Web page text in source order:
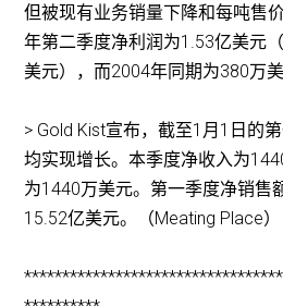
但被现有业务销量下降和每吨售
年第二季度净利润为1.53亿美元
美元），而2004年同期为380万
> Gold Kist宣布，截至1月1日的
均实现增长。本季度净收入为
为1440万美元。第一季度净销售
15.52亿美元。（Meating Place）